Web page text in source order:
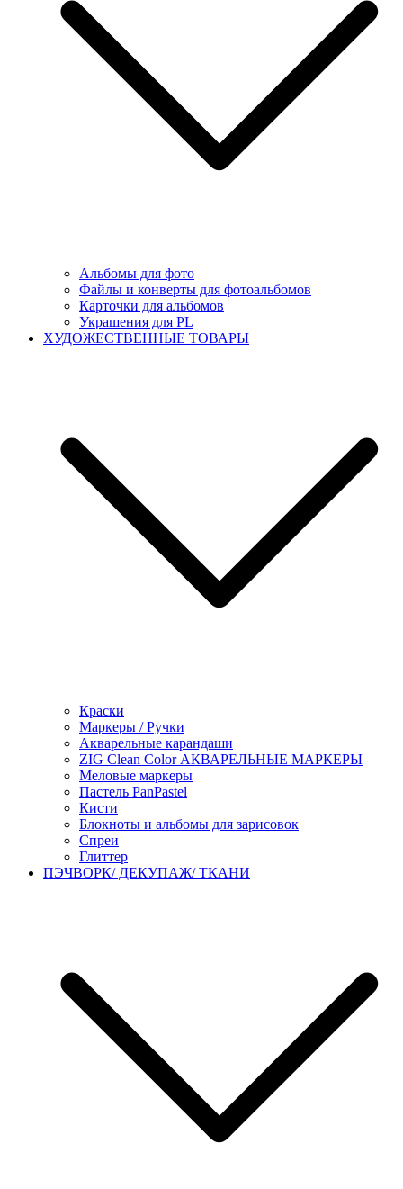
Альбомы для фото
Файлы и конверты для фотоальбомов
Карточки для альбомов
Украшения для PL
ХУДОЖЕСТВЕННЫЕ ТОВАРЫ
Краски
Маркеры / Ручки
Акварельные карандаши
ZIG Clean Color АКВАРЕЛЬНЫЕ МАРКЕРЫ
Меловые маркеры
Пастель PanPastel
Кисти
Блокноты и альбомы для зарисовок
Спреи
Глиттер
ПЭЧВОРК/ ДЕКУПАЖ/ ТКАНИ